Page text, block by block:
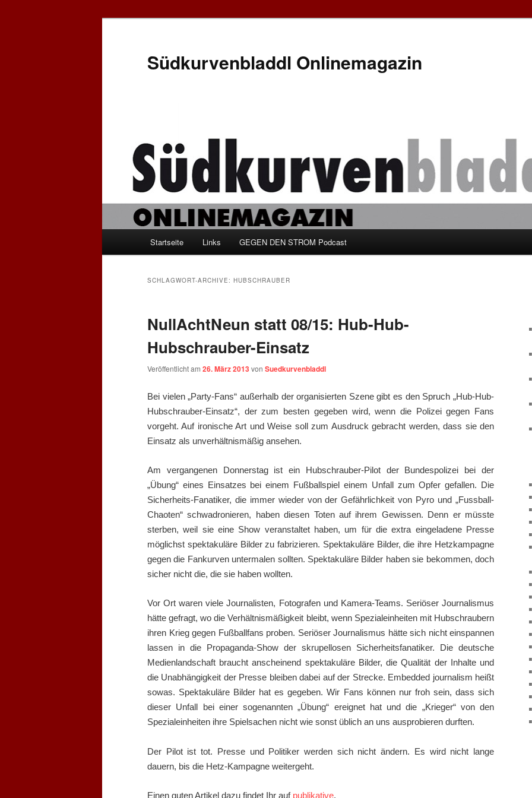
Südkurvenbladdl Onlinemagazin
Startseite Links GEGEN DEN STROM Podcast
SCHLAGWORT-ARCHIVE: HUBSCHRAUBER
NullAchtNeun statt 08/15: Hub-Hub-
Hubschrauber-Einsatz
Veröffentlicht am 26. März 2013von Suedkurvenbladdl
Bei vielen „Party-Fans“ außerhalb der organisierten Szene gibt es den Spruch „Hub-Hub-
Hubschrauber-Einsatz“, der zum besten gegeben wird, wenn die Polizei gegen Fans
vorgeht. Auf ironische Art und Weise soll zum Ausdruck gebracht werden, dass sie den
Einsatz als unverhältnismäßig ansehen.
Am vergangenen Donnerstag ist ein Hubschrauber-Pilot der Bundespolizei bei der
„Übung“ eines Einsatzes bei einem Fußballspiel einem Unfall zum Opfer gefallen. Die
Sicherheits-Fanatiker, die immer wieder von der Gefährlichkeit von Pyro und „Fussball-
Chaoten“ schwadronieren, haben diesen Toten auf ihrem Gewissen. Denn er müsste
sterben, weil sie eine Show veranstaltet haben, um für die extra eingeladene Presse
möglichst spektakuläre Bilder zu fabrizieren. Spektakuläre Bilder, die ihre Hetzkampagne
gegen die Fankurven untermalen sollten. Spektakuläre Bilder haben sie bekommen, doch
sicher nicht die, die sie haben wollten.
Vor Ort waren viele Journalisten, Fotografen und Kamera-Teams. Seriöser Journalismus
hätte gefragt, wo die Verhältnismäßigkeit bleibt, wenn Spezialeinheiten mit Hubschraubern
ihren Krieg gegen Fußballfans proben. Seriöser Journalismus hätte sich nicht einspannen
lassen in die Propaganda-Show der skrupellosen Sicherheitsfanatiker. Die deutsche
Medienlandschaft braucht anscheinend spektakuläre Bilder, die Qualität der Inhalte und
die Unabhängigkeit der Presse bleiben dabei auf der Strecke. Embedded journalism heißt
sowas. Spektakuläre Bilder hat es gegeben. Wir Fans können nur froh sein, dass sich
dieser Unfall bei einer sogenannten „Übung“ ereignet hat und die „Krieger“ von den
Spezialeinheiten ihre Spielsachen nicht wie sonst üblich an uns ausprobieren durften.
Der Pilot ist tot. Presse und Politiker werden sich nicht ändern. Es wird nicht lange
dauern, bis die Hetz-Kampagne weitergeht.
Einen guten Artikel dazu findet Ihr auf publikative.